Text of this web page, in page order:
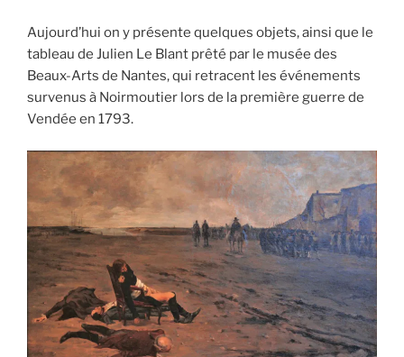
Aujourd’hui on y présente quelques objets, ainsi que le
tableau de Julien Le Blant prêté par le musée des
Beaux-Arts de Nantes, qui retracent les événements
survenus à Noirmoutier lors de la première guerre de
Vendée en 1793.